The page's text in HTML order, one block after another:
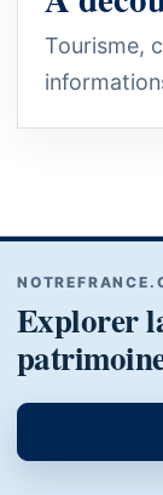
Tourisme,
Explorer